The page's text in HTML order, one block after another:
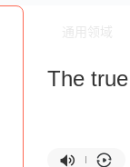
The